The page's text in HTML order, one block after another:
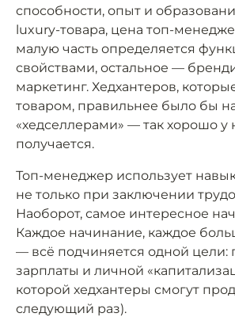
способности, опыт и
luxury-товара, цена топ-
малую часть определяется
свойствами, остальное —
маркетинг. Хедхантеров,
товаром, правильнее было бы
«хедселлерами» — так хорошо у
получается.
Топ-менеджер использует
не только при заключении
Наоборот, самое интересное
Каждое начинание, каждое
— всё подчиняется одной
зарплаты и личной
которой хедхантеры смогут
следующий раз).